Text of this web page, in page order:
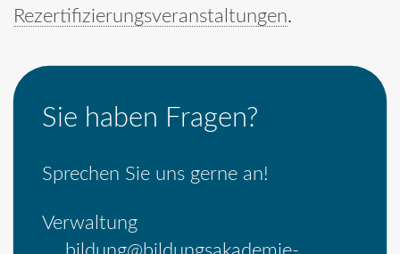
Rezertifizierungsveranstaltungen.
Sie haben Fragen?
Sprechen Sie uns gerne an!
Verwaltung